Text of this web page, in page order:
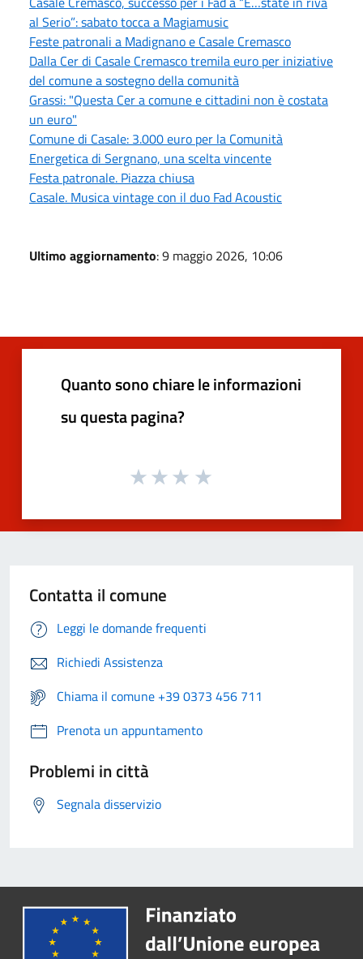
al Serio”: sabato tocca a Magiamusic
Feste patronali a Madignano e Casale Cremasco
Dalla Cer di Casale Cremasco tremila euro per iniziative
del comune a sostegno della comunità
Grassi: "Questa Cer a comune e cittadini non è costata
un euro"
Comune di Casale: 3.000 euro per la Comunità
Energetica di Sergnano, una scelta vincente
Festa patronale. Piazza chiusa
Casale. Musica vintage con il duo Fad Acoustic
Ultimo aggiornamento: 9 maggio 2026, 10:06
Quanto sono chiare le informazioni
su questa pagina?
Contatta il comune
Leggi le domande frequenti
Richiedi Assistenza
Chiama il comune +39 0373 456 711
Prenota un appuntamento
Problemi in città
Segnala disservizio